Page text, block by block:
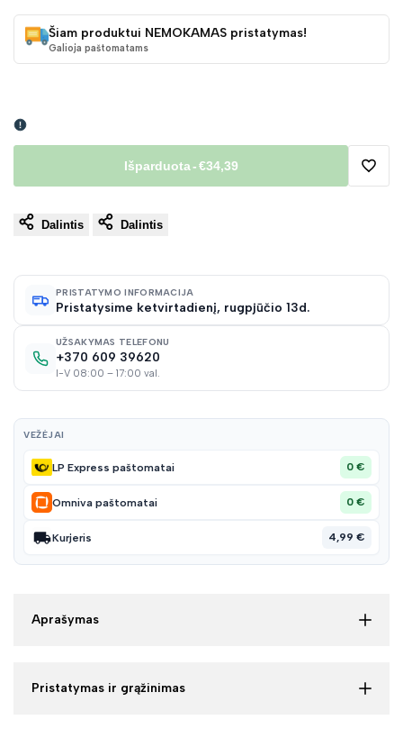
Šiam produktui NEMOKAMAS pristatymas!
Galioja paštomatams
Išparduota-€34,39
Dalintis Dalintis
PRISTATYMO INFORMACIJA
Pristatysime ketvirtadienį, rugpjūčio 13d.
UŽSAKYMAS TELEFONU
+370 609 39620
I-V 08:00 – 17:00 val.
VEŽĖJAI
LP Express paštomatai 0 €
Omniva paštomatai 0 €
Kurjeris 4,99 €
Aprašymas
Pristatymas ir grąžinimas